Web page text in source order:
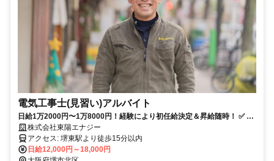
電気工事士(見習い)アルバイト
日給1万2000円〜1万8000円！経験により初任給決定＆昇給随時！ ✅️ 学
歴不問！中卒・高卒可 ✅️ 未経験から電気工事士のプロに ✅️ 代表が丁寧
に指導！
株式会社東陽エナジー
アクセス: 堺東駅より徒歩15分以内
日給12,000円～18,000円